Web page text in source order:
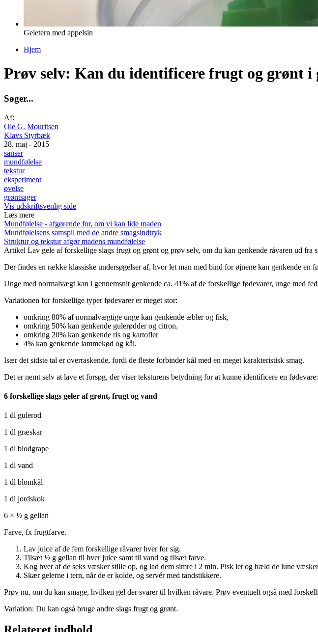
Geletern med appelsin
Hjem
Prøv selv: Kan du identificere frugt og grønt i
Søger...
Af:
Ole G. Mouritsen
Klavs Styrbæk
28. maj - 2015
sanser
mundfølelse
tekstur
eksperiment
øvelse
grøntsager
Vis udskriftsvenlig side
Læs mere
Mundfølelse - afgørende for, om vi kan lide maden
Mundfølelsens samspil med de andre smagsindtryk
Struktur og tekstur afgør madens mundfølelse
Artikel Lav gele af forskellige slags frugt og grønt og prøv selv, om du kan genkende råvaren ud fra
Der findes en række klassiske undersøgelser af, hvor let man med bind for øjnene kan genkende en
Unge med normalvægt kan i gennemsnit genkende ca. 41% af de forskellige fødevarer, unge med
Variationen for forskellige typer fødevarer er meget stor:
omkring 80% af normalvægtige unge kan genkende æbler og fisk,
omkring 50% kan genkende gulerødder og citron,
omkring 20% kan genkende ris og kartofler
4% kan genkende lammekød og kål.
Især det sidste tal er overraskende, fordi de fleste forbinder kål med en meget karakteristisk smag.
Det er nemt selv at lave et forsøg, der viser teksturens betydning for at kunne identificere en
6 forskellige slags geler af grønt, frugt og vand
1 dl gulerod
1 dl græskar
1 dl blodgrape
1 dl vand
1 dl blomkål
1 dl jordskok
6 × ½ g gellan
Farve, fx frugtfarve.
Lav juice af de fem forskellige råvarer hver for sig.
Tilsæt ½ g gellan til hver juice samt til vand og tilsæt farve.
Kog hver af de seks væsker stille op, og lad dem simre i 2 min. Pisk let og hæld de lune
Skær gelerne i tern, når de er kolde, og servér med tandstikkere.
Prøv nu, om du kan smage, hvilken gel der svarer til hvilken råvare. Prøv eventuelt også med
Variation: Du kan også bruge andre slags frugt og grønt.